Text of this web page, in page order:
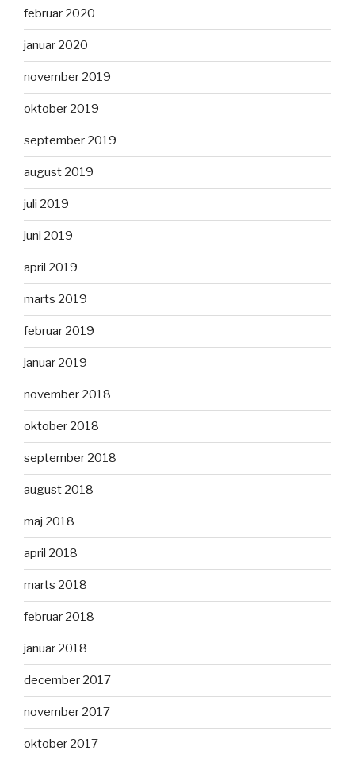
februar 2020
januar 2020
november 2019
oktober 2019
september 2019
august 2019
juli 2019
juni 2019
april 2019
marts 2019
februar 2019
januar 2019
november 2018
oktober 2018
september 2018
august 2018
maj 2018
april 2018
marts 2018
februar 2018
januar 2018
december 2017
november 2017
oktober 2017